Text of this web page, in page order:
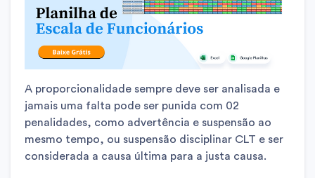
A proporcionalidade sempre deve ser analisada e
jamais uma falta pode ser punida com 02
penalidades, como advertência e suspensão ao
mesmo tempo, ou suspensão disciplinar CLT e ser
considerada a causa última para a justa causa.